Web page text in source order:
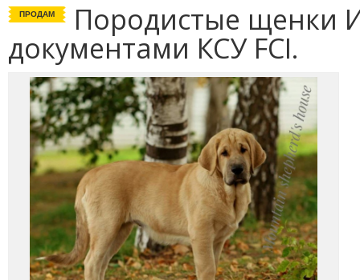
ПРОДАМ Породистые щенки
документами КСУ FCI.